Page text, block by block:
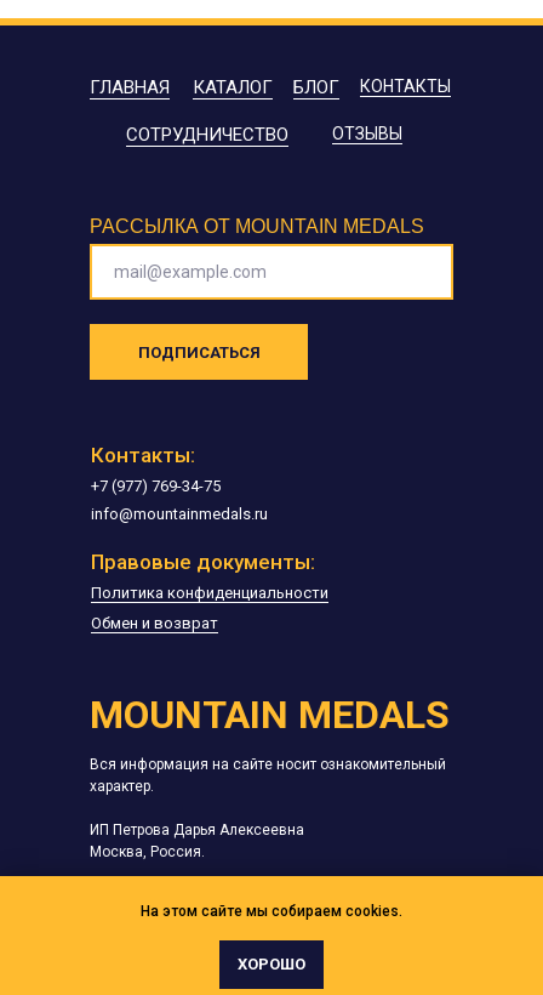
Вся информация на сайте носит ознакомительный
характер.
ИП Петрова Дарья Алексеевна
Москва, Россия.
ОГРНИП: 323774600646554
+7 (977) 769-34-75
Политика конфиденциальности
Обмен и возврат
ГЛАВНАЯ КАТАЛОГ
СОТРУДНИЧЕСТВО ОТЗЫВЫ
КОНТАКТЫ
Контакты:
Правовые документы:
info@mountainmedals.ru
MOUNTAIN MEDALS
РАССЫЛКА ОТ MOUNTAIN MEDALS
mail@example.com
ПОДПИСАТЬСЯ
БЛОГ
На этом сайте мы собираем cookies.
ХОРОШО